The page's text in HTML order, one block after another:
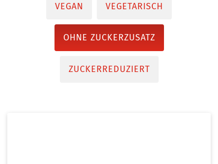
VEGAN VEGETARISCH
OHNE ZUCKERZUSATZ
ZUCKERREDUZIERT